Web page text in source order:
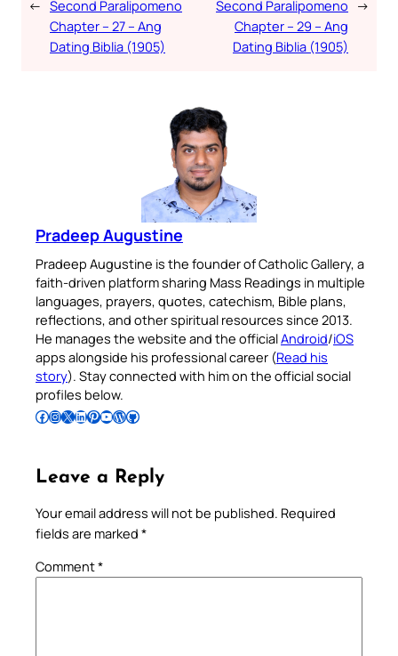
← Second Paralipomeno
Chapter – 27 – Ang
Dating Biblia (1905)
Second Paralipomeno
Chapter – 29 – Ang
Dating Biblia (1905)
→
Pradeep Augustine
Pradeep Augustine is the founder of Catholic Gallery, a
faith-driven platform sharing Mass Readings in multiple
languages, prayers, quotes, catechism, Bible plans,
reflections, and other spiritual resources since 2013.
He manages the website and the officialAndroid/iOS
apps alongside his professional career (Read his
story). Stay connected with him on the official social
profiles below.
Follow Pradeep on Facebook Follow Pradeep on InstagramFollow Pradeep on X Follow Pradeep on LinkedIn Follow Pradeep on Pinterest Subscribe to Pradeep’s Youtube Channel Follow Pradeep on WordPress Follow Pradeep on GitHub
Leave a Reply
Your email address will not be published. Required
fields are marked *
Comment*